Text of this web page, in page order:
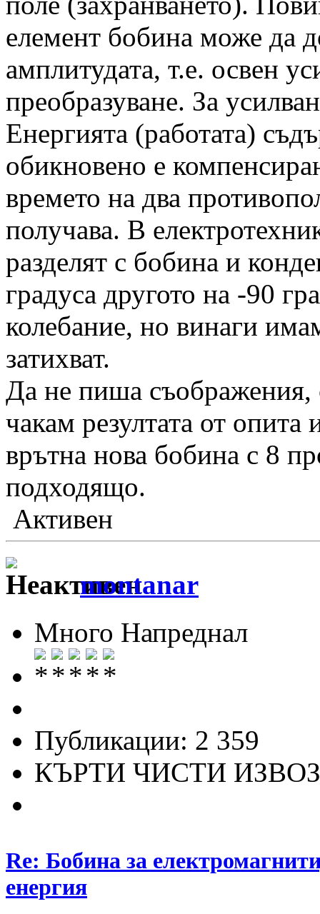
елемент бобина може да
амплитудата, т.е. освен
преобразуване. За
Енергията (работата)
обикновено е
времето на два
получава. В
разделят с бобина и
градуса другото на -90
колебание, но винаги
затихват.
Да не пиша съображения,
чакам резултата от опита
врътна нова бобина с 8
подходящо.
Активен
montanar
Много Напреднал
Публикации: 2 359
КЪРТИ ЧИСТИ
Re: Бобина за
енергия